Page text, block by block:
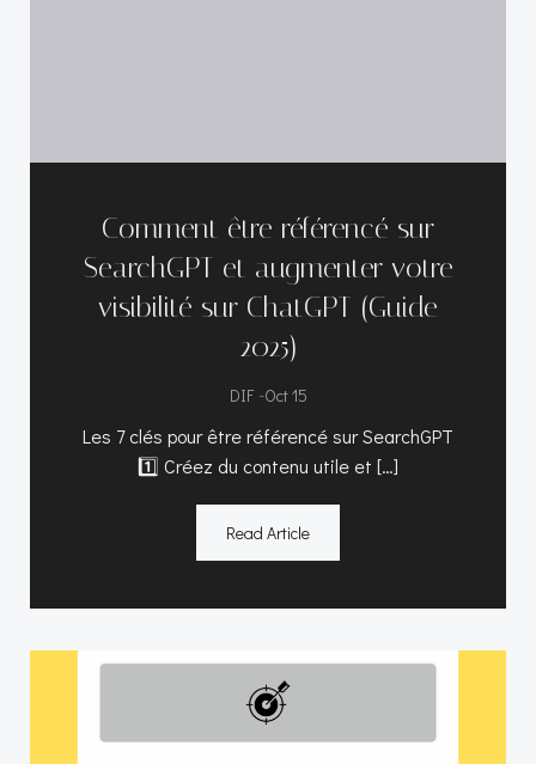
Comment être référencé sur
SearchGPT et augmenter votre
visibilité sur ChatGPT (Guide
2025)
DIF -Oct 15
Les 7 clés pour être référencé sur SearchGPT
1️⃣ Créez du contenu utile et […]
Read Article